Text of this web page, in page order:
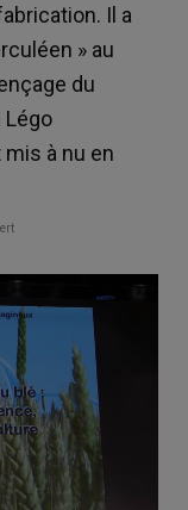
Il a
» au
du
Légo
à nu en